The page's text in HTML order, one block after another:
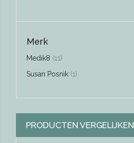
Merk
Medik8 11producten
Susan Posnik 1product
PRODUCTEN VERGELIJKEN